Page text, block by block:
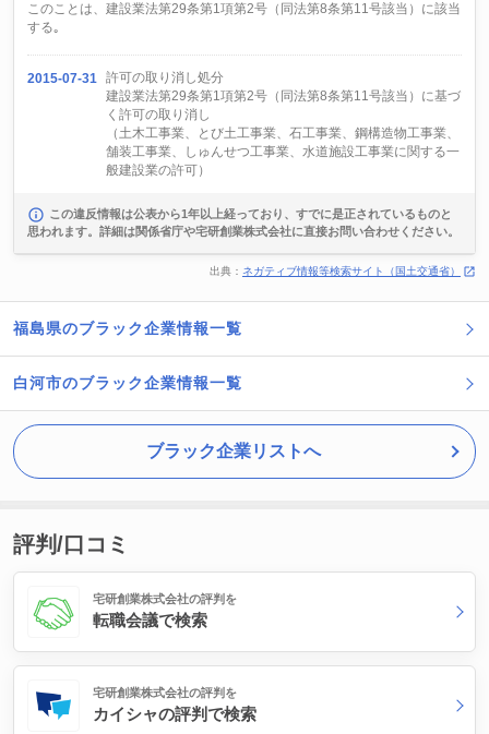
このことは、建設業法第29条第1項第2号（同法第8条第11号該当）に該当
する｡
2015-07-31 許可の取り消し処分
建設業法第29条第1項第2号（同法第8条第11号該当）に基づ
く許可の取り消し
（土木工事業、とび土工事業、石工事業、鋼構造物工事業、
舗装工事業、しゅんせつ工事業、水道施設工事業に関する一
般建設業の許可）
この違反情報は公表から1年以上経っており、すでに是正されているものと
思われます。詳細は関係省庁や宅研創業株式会社に直接お問い合わせください。
出典： ネガティブ情報等検索サイト（国土交通省）
福島県のブラック企業情報一覧
白河市のブラック企業情報一覧
ブラック企業リストへ
評判/口コミ
宅研創業株式会社の評判を
転職会議で検索
宅研創業株式会社の評判を
カイシャの評判で検索